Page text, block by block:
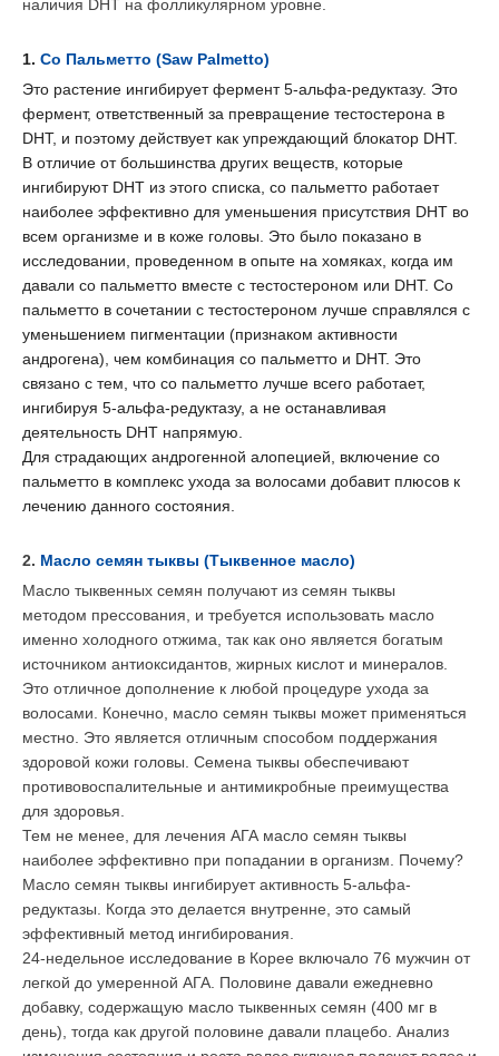
наличия DHT на фолликулярном уровне.
1. Со Пальметто (Saw Palmetto)
Это растение ингибирует фермент 5-альфа-редуктазу. Это
фермент, ответственный за превращение тестостерона в
DHT, и поэтому действует как упреждающий блокатор DHT.
В отличие от большинства других веществ, которые
ингибируют DHT из этого списка, со пальметто работает
наиболее эффективно для уменьшения присутствия DHT во
всем организме и в коже головы. Это было показано в
исследовании, проведенном в опыте на хомяках, когда им
давали со пальметто вместе с тестостероном или DHT. Со
пальметто в сочетании с тестостероном лучше справлялся с
уменьшением пигментации (признаком активности
андрогена), чем комбинация со пальметто и DHT. Это
связано с тем, что со пальметто лучше всего работает,
ингибируя 5-альфа-редуктазу, а не останавливая
деятельность DHT напрямую.
Для страдающих андрогенной алопецией, включение со
пальметто в комплекс ухода за волосами добавит плюсов к
лечению данного состояния.
2. Масло семян тыквы (Тыквенное масло)
Масло тыквенных семян получают из семян тыквы
методом прессования, и требуется использовать масло
именно холодного отжима, так как оно является богатым
источником антиоксидантов, жирных кислот и минералов.
Это отличное дополнение к любой процедуре ухода за
волосами. Конечно, масло семян тыквы может применяться
местно. Это является отличным способом поддержания
здоровой кожи головы. Семена тыквы обеспечивают
противовоспалительные и антимикробные преимущества
для здоровья.
Тем не менее, для лечения АГА масло семян тыквы
наиболее эффективно при попадании в организм. Почему?
Масло семян тыквы ингибирует активность 5-альфа-
редуктазы. Когда это делается внутренне, это самый
эффективный метод ингибирования.
24-недельное исследование в Корее включало 76 мужчин от
легкой до умеренной АГА. Половине давали ежедневно
добавку, содержащую масло тыквенных семян (400 мг в
день) , тогда как другой половине давали плацебо. Анализ